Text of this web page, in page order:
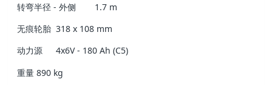
转弯半径 - 外侧
1.7 m
无痕轮胎 318 x 108 mm
动力源
4x6V - 180 Ah (C5)
重量 890 kg